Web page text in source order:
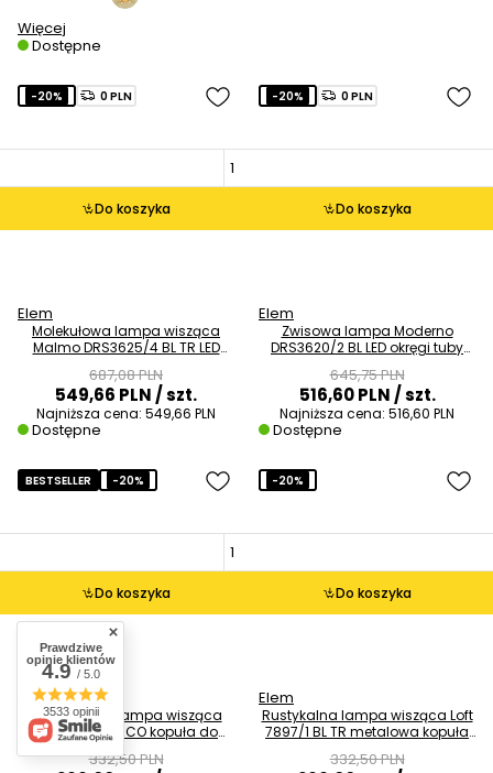
Więcej
Dostępne
Do koszyka
-20% 0 PLN
Elem
Molekułowa lampa wisząca
Malmo DRS3625/4 BL TR LED
687,08 PLN
549,66 PLN/ szt.
Najniższa cena: 549,66 PLN
Dostępne
Do koszyka
-20% 0 PLN
Elem
Zwisowa lampa Moderno
DRS3620/2 BL LED okręgi tuby
645,75 PLN
516,60 PLN/ szt.
Najniższa cena: 516,60 PLN
Dostępne
Do koszyka
BESTSELLER -20%
Elem
Industrialna lampa wisząca
Loft 7897/1 BL CO kopuła do
salonu mosiądz
332,50 PLN
Do koszyka
-20%
Elem
Rustykalna lampa wisząca Loft
7897/1 BL TR metalowa kopuła
332,50 PLN
Prawdziwe
opinie klientów
4.9/ 5.0
3533 opinii